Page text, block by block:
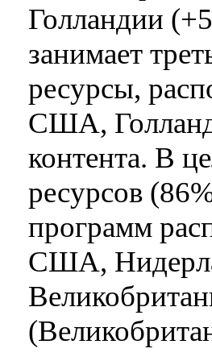
Голландии
занимает
ресурсы,
США,
контента. В
ресурсов
программ
США,